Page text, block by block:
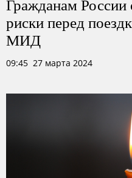
Гражданам России
риски перед
МИД
09:45 27 марта 2024